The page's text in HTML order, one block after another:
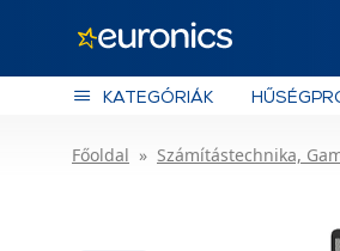
KATEGÓRIÁK
Főoldal Számítástechnika,